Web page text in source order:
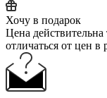
Хочу в подарок
Цена
отличаться от цен